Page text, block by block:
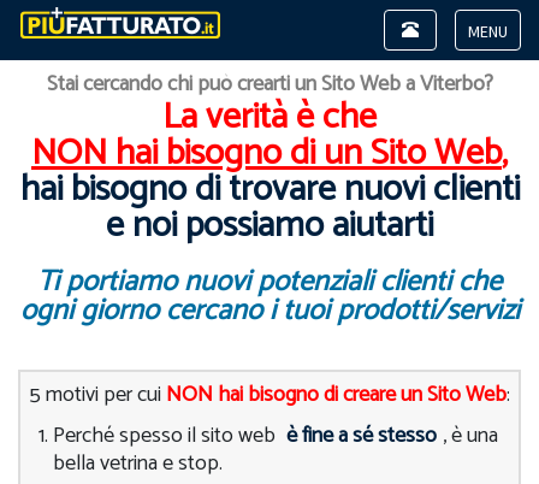
Toggle
Toggle
navigation
Stai cercando chi può crearti un Sito Web a Viterbo?
La verità è che
NON hai bisogno di un Sito Web,
hai bisogno di trovare nuovi clienti
e noi possiamo aiutarti
Ti portiamo nuovi potenziali clienti che
ogni giorno cercano i tuoi prodotti/servizi
5 motivi per cuiNON hai bisogno di creare un Sito Web:
Perché spesso il sito web è fine a sé stesso , è una
bella vetrina e stop.